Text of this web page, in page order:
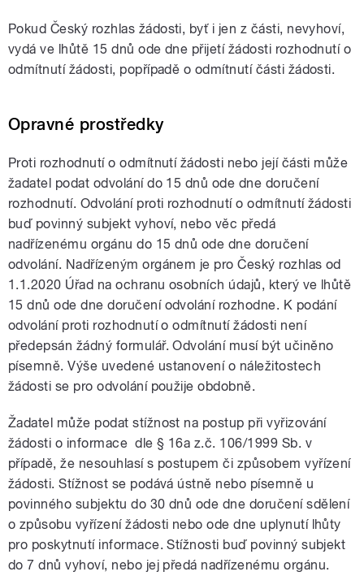
Pokud Český rozhlas žádosti, byť i jen z části, nevyhoví,
vydá ve lhůtě 15 dnů ode dne přijetí žádosti rozhodnutí o
odmítnutí žádosti, popřípadě o odmítnutí části žádosti.
Opravné prostředky
Proti rozhodnutí o odmítnutí žádosti nebo její části může
žadatel podat odvolání do 15 dnů ode dne doručení
rozhodnutí. Odvolání proti rozhodnutí o odmítnutí žádosti
buď povinný subjekt vyhoví, nebo věc předá
nadřízenému orgánu do 15 dnů ode dne doručení
odvolání. Nadřízeným orgánem je pro Český rozhlas od
1.1.2020 Úřad na ochranu osobních údajů, který ve lhůtě
15 dnů ode dne doručení odvolání rozhodne. K podání
odvolání proti rozhodnutí o odmítnutí žádosti není
předepsán žádný formulář. Odvolání musí být učiněno
písemně. Výše uvedené ustanovení o náležitostech
žádosti se pro odvolání použije obdobně.
Žadatel může podat stížnost na postup při vyřizování
žádosti o informace dle § 16a z.č. 106/1999 Sb. v
případě, že nesouhlasí s postupem či způsobem vyřízení
žádosti. Stížnost se podává ústně nebo písemně u
povinného subjektu do 30 dnů ode dne doručení sdělení
o způsobu vyřízení žádosti nebo ode dne uplynutí lhůty
pro poskytnutí informace. Stížnosti buď povinný subjekt
do 7 dnů vyhoví, nebo jej předá nadřízenému orgánu.